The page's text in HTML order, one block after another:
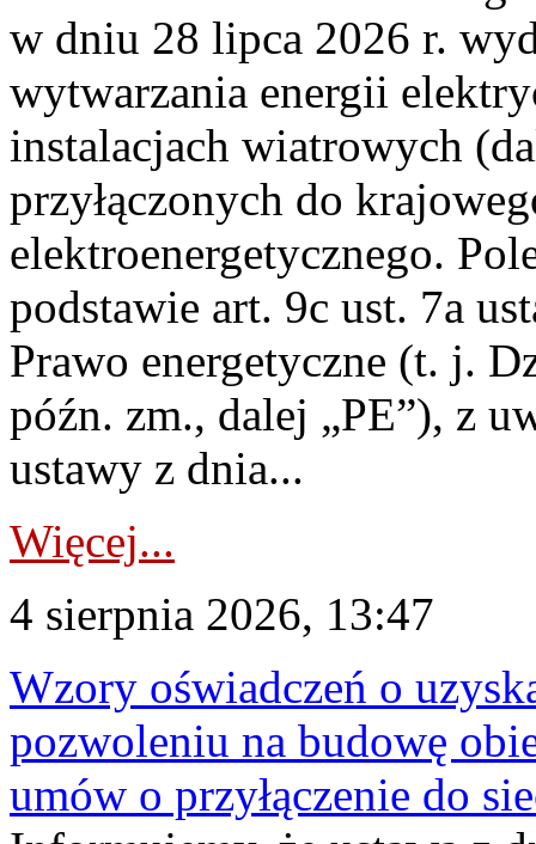
w dniu 28 lipca 2026 r.
wytwarzania energii
instalacjach wiatrowych
przyłączonych do
elektroenergetycznego.
podstawie art. 9c ust. 7a
Prawo energetyczne (t. j.
późn. zm., dalej „PE”), z
ustawy z dnia...
Więcej...
4 sierpnia 2026, 13:47
Wzory oświadczeń o
pozwoleniu na budowę
umów o przyłączenie do